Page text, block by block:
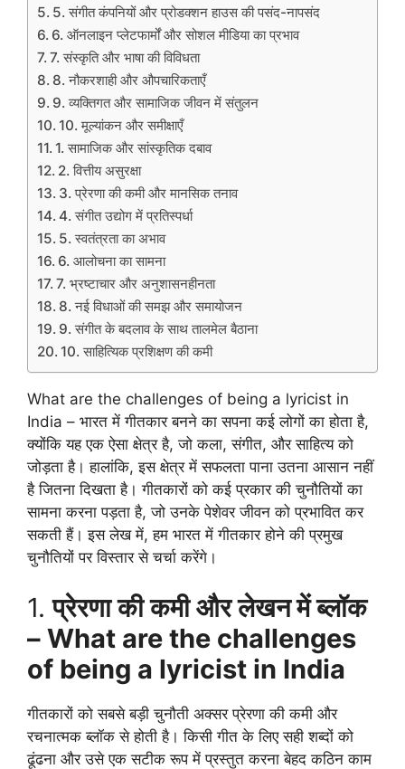
5. संगीत कंपनियों और प्रोडक्शन हाउस की पसंद-नापसंद
6. ऑनलाइन प्लेटफार्मों और सोशल मीडिया का प्रभाव
7. संस्कृति और भाषा की विविधता
8. नौकरशाही और औपचारिकताएँ
9. व्यक्तिगत और सामाजिक जीवन में संतुलन
10. मूल्यांकन और समीक्षाएँ
1. सामाजिक और सांस्कृतिक दबाव
2. वित्तीय असुरक्षा
3. प्रेरणा की कमी और मानसिक तनाव
4. संगीत उद्योग में प्रतिस्पर्धा
5. स्वतंत्रता का अभाव
6. आलोचना का सामना
7. भ्रष्टाचार और अनुशासनहीनता
8. नई विधाओं की समझ और समायोजन
9. संगीत के बदलाव के साथ तालमेल बैठाना
10. साहित्यिक प्रशिक्षण की कमी
What are the challenges of being a lyricist in
India – भारत में गीतकार बनने का सपना कई लोगों का होता है,
क्योंकि यह एक ऐसा क्षेत्र है, जो कला, संगीत, और साहित्य को
जोड़ता है। हालांकि, इस क्षेत्र में सफलता पाना उतना आसान नहीं
है जितना दिखता है। गीतकारों को कई प्रकार की चुनौतियों का
सामना करना पड़ता है, जो उनके पेशेवर जीवन को प्रभावित कर
सकती हैं। इस लेख में, हम भारत में गीतकार होने की प्रमुख
चुनौतियों पर विस्तार से चर्चा करेंगे।
1.प्रेरणा की कमी और लेखन में ब्लॉक
– What are the challenges
of being a lyricist in India
गीतकारों को सबसे बड़ी चुनौती अक्सर प्रेरणा की कमी और
रचनात्मक ब्लॉक से होती है। किसी गीत के लिए सही शब्दों को
ढूंढना और उसे एक सटीक रूप में प्रस्तुत करना बेहद कठिन काम